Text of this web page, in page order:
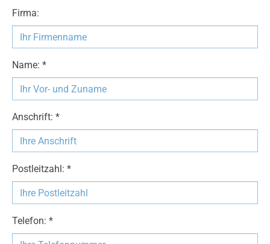
Firma:
Name: *
Anschrift: *
Postleitzahl: *
Telefon: *